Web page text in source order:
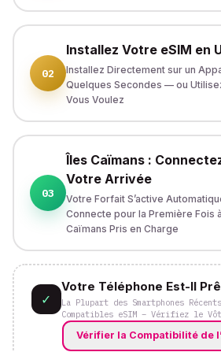
02
Installez Votre eSIM en
Installez Directement sur un
Quelques Secondes — ou
Vous Voulez
03
Îles Caïmans :
Votre Arrivée
Votre Forfait S’active
Connecte pour la Première Fois
Caïmans Pris en Charge
✓
Votre Téléphone Est-Il
La Plupart des Smartphones
Compatibles eSIM – Vérifiez le
Vérifier la Compatibilité de